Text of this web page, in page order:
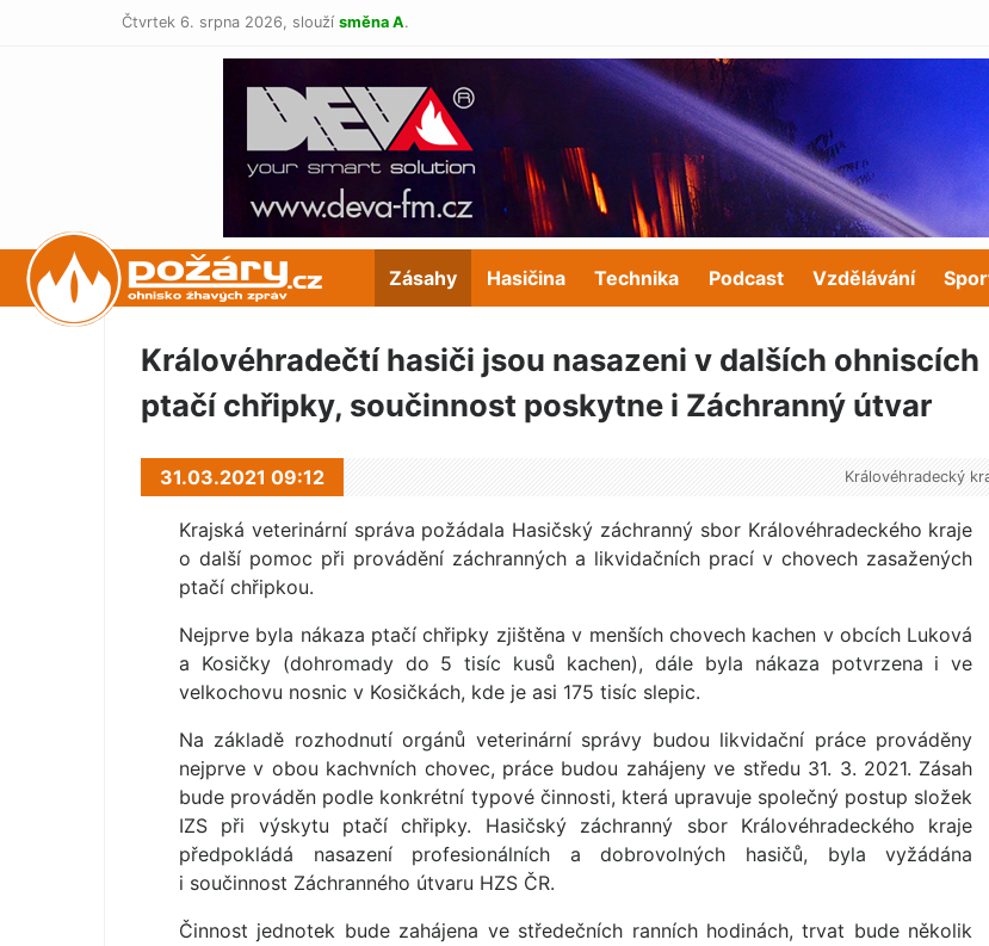
Čtvrtek 6. srpna 2026, slouží směna A.
POŽÁRY.cz Zásahy Hasičina Technika Podcast Vzdělávání
Královéhradečtí hasiči jsou nasazeni v dalších ohniscích
ptačí chřipky, součinnost poskytne i Záchranný útvar
31.03.2021 09:12 Královéhradecký
Krajská veterinární správa požádala Hasičský záchranný sbor Královéhradeckého kraje
o další pomoc při provádění záchranných a likvidačních prací v chovech zasažených
ptačí chřipkou.
Nejprve byla nákaza ptačí chřipky zjištěna v menších chovech kachen v obcích Luková
a Kosičky (dohromady do 5 tisíc kusů kachen), dále byla nákaza potvrzena i ve
velkochovu nosnic v Kosičkách, kde je asi 175 tisíc slepic.
Na základě rozhodnutí orgánů veterinární správy budou likvidační práce prováděny
nejprve v obou kachvních chovec, práce budou zahájeny ve středu 31. 3. 2021. Zásah
bude prováděn podle konkrétní typové činnosti, která upravuje společný postup složek
IZS při výskytu ptačí chřipky. Hasičský záchranný sbor Královéhradeckého kraje
předpokládá nasazení profesionálních a dobrovolných hasičů, byla vyžádána
i součinnost Záchranného útvaru HZS ČR.
Činnost jednotek bude zahájena ve středečních ranních hodinách, trvat bude několik